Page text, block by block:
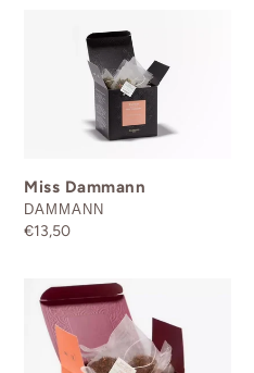
Dammann
Miss Dammann
DISTRIBUTEUR
DAMMANN
Prix
€13,50
Rooibos
fruits
rouges